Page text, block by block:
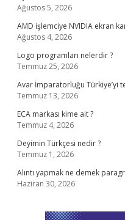
Ağustos 5, 2026
AMD işlemciye NVIDIA ekran
Ağustos 4, 2026
Logo programları nelerdir ?
Temmuz 25, 2026
Avar İmparatorluğu Türkiye’yi
Temmuz 13, 2026
ECA markası kime ait ?
Temmuz 4, 2026
Deyimin Türkçesi nedir ?
Temmuz 1, 2026
Alıntı yapmak ne demek
Haziran 30, 2026